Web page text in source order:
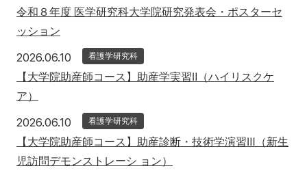
教職員募集（採用情報） 取材・撮影申し込み
令和８年度 医学研究科大学院研究発表会・ポスターセ
ッション
2026.06.10 2026年6月10日
看護学研究科
【大学院助産師コース】助産学実習Ⅱ（ハイリスクケ
ア）
2026.06.10 2026年6月10日
看護学研究科
【大学院助産師コース】助産診断・技術学演習Ⅲ（新生
児訪問デモンストレーシ ョン）